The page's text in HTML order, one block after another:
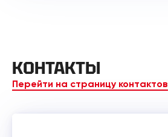
КОНТАКТЫ
Перейти на страницу контактов